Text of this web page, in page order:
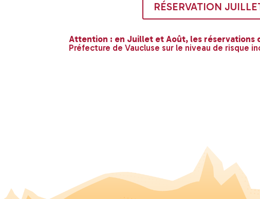
RÉSERVATION
Attention : en Juillet et Août, les réservations
Préfecture de Vaucluse sur le niveau de risque